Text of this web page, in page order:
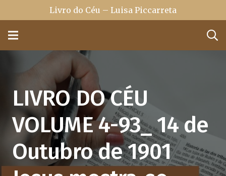
Livro do Céu – Luisa Piccarreta
LIVRO DO CÉU
VOLUME 4-93_ 14 de
Outubro de 1901